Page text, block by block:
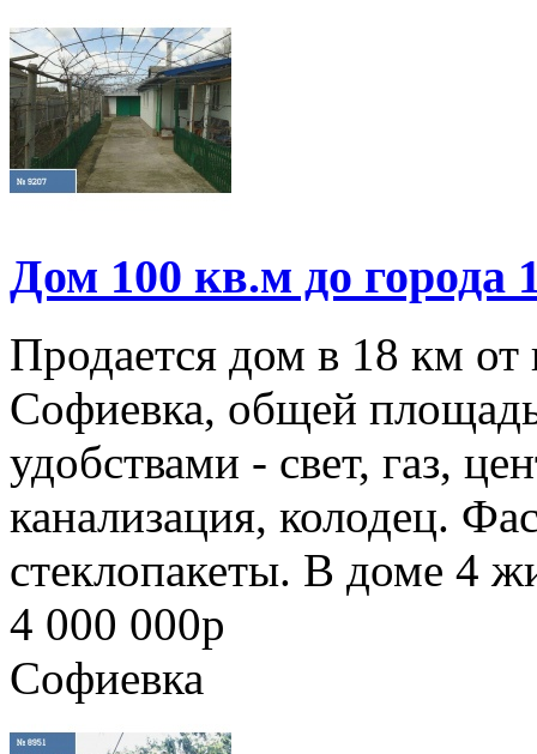
Дом 100 кв.м до города
Продается дом в 18 км
Софиевка, общей
удобствами - свет, газ,
канализация, колодец.
стеклопакеты. В доме 4
4 000 000p
Софиевка